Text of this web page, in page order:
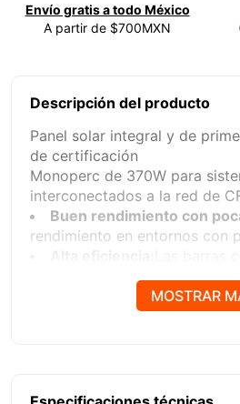
Envío gratis a todo México
A partir de $700MXN
Descripción del producto
Panel solar integral y de
de certificación
Monoperc de 370W para
interconectados a la red de
Buen rendimiento con
rendimiento en entornos con
entre las barras y reducen la
aumenta la potencia de salida
agrietadas
MOSTRAR